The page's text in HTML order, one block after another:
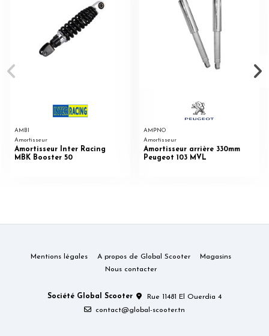
AMBI
Amortisseur
Amortisseur Inter Racing
MBK Booster 50
AMPNO
Amortisseur
Amortisseur arrière 330mm
Peugeot 103 MVL
Mentions légales A propos de Global Scooter
Magasins
Nous contacter
Société Global Scooter
Rue 11481 El Ouerdia 4
contact@global-scooter.tn